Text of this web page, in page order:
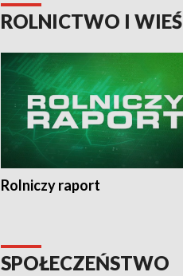
ROLNICTWO I WIEŚ
Rolniczy raport
SPOŁECZEŃSTWO